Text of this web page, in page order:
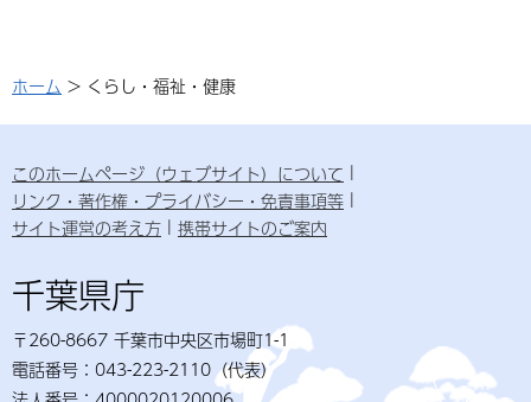
ホーム > くらし・福祉・健康
このホームページ（ウェブサイト）について
リンク・著作権・プライバシー・免責事項等
サイト運営の考え方
携帯サイトのご案内
千葉県庁
〒260-8667 千葉市中央区市場町1-1
電話番号：043-223-2110（代表）